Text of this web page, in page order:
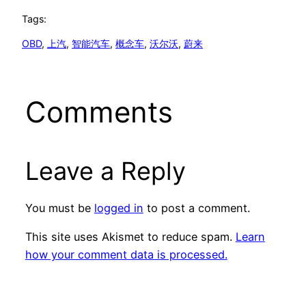
Tags:
OBD, 上汽, 智能汽车, 概念车, 沃尔沃, 蔚来
Comments
Leave a Reply
You must be logged in to post a comment.
This site uses Akismet to reduce spam. Learn
how your comment data is processed.